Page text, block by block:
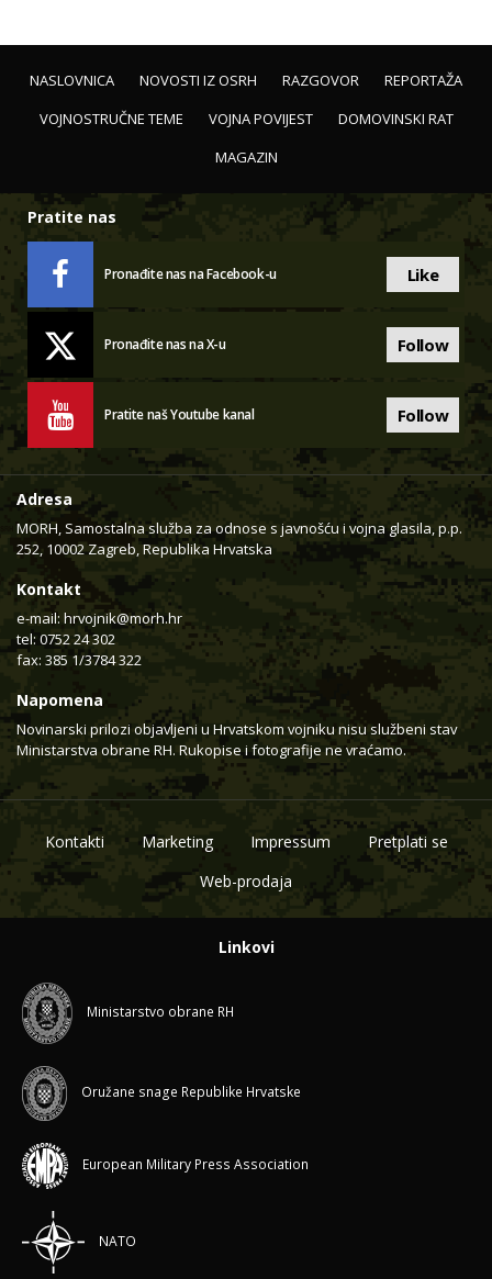
NASLOVNICA NOVOSTI IZ OSRH RAZGOVOR
REPORTAŽA
VOJNOSTRUČNE TEME
VOJNA POVIJEST
DOMOVINSKI RAT
MAGAZIN
Pratite nas
Pronađite nas na Facebook-u Like
Pronađite nas na X-u Follow
Pratite naš Youtube kanal Follow
Adresa
MORH, Samostalna služba za odnose s javnošću i vojna glasila, p.p.
252, 10002 Zagreb, Republika Hrvatska
Kontakt
e-mail: hrvojnik@morh.hr
tel: 0752 24 302
fax: 385 1/3784 322
Napomena
Novinarski prilozi objavljeni u Hrvatskom vojniku nisu službeni stav
Ministarstva obrane RH. Rukopise i fotografije ne vraćamo.
Kontakti Marketing Impressum
Pretplati se
Web-prodaja
Linkovi
Ministarstvo obrane RH
Oružane snage Republike Hrvatske
European Military Press Association
NATO